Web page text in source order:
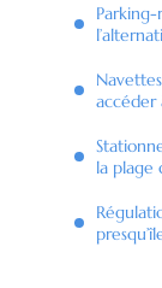
accéder
la plage